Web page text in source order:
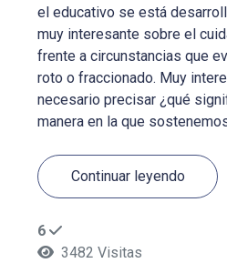
el educativo se está
muy interesante sobre el
frente a circunstancias que
roto o fraccionado. Muy
necesario precisar ¿qué
manera en la que
Continuar leyendo
6
3482 Visitas